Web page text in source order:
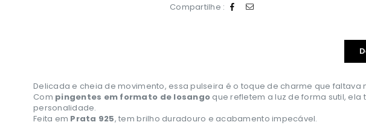
Compartilhe :
Delicada e cheia de movimento, essa pulseira é o toque de charme que faltava
Com pingentes em formato de losango que refletem a luz de forma sutil,
personalidade.
Feita em Prata 925, tem brilho duradouro e acabamento impecável.